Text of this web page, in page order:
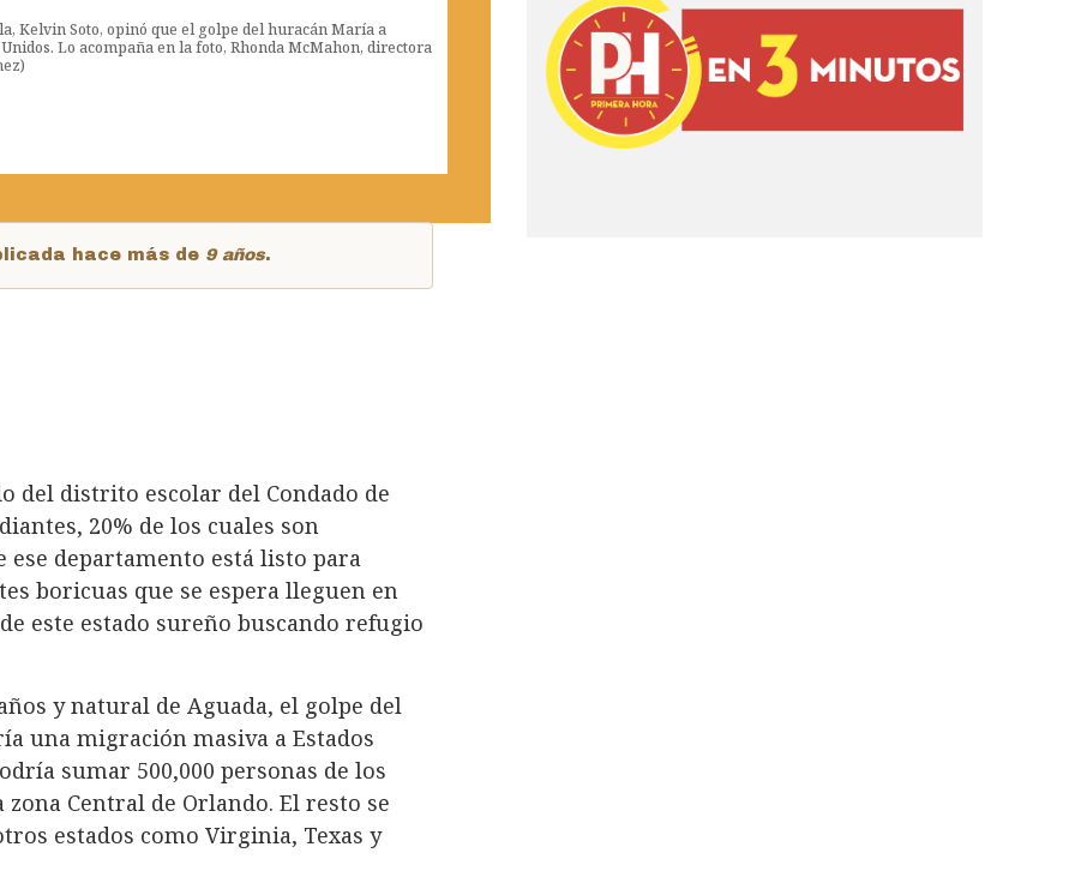
Kelvin Soto, opinó que el golpe del huracán María a
Lo acompaña en la foto, Rhonda McMahon, directora
hace más de 9 años.
del distrito escolar del Condado de
20% de los cuales son
departamento está listo para
boricuas que se espera lleguen en
este estado sureño buscando refugio
y natural de Aguada, el golpe del
una migración masiva a Estados
sumar 500,000 personas de los
Central de Orlando. El resto se
estados como Virginia, Texas y